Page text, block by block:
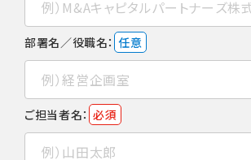
部署名／役職名： 任意
ご担当者名： 必須